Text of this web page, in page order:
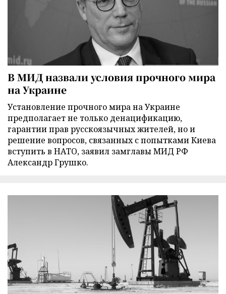
В МИД назвали условия прочного мира
на Украине
Установление прочного мира на Украине
предполагает не только денацификацию,
гарантии прав русскоязычных жителей, но и
решение вопросов, связанных с попытками Киева
вступить в НАТО, заявил замглавы МИД РФ
Александр Грушко.